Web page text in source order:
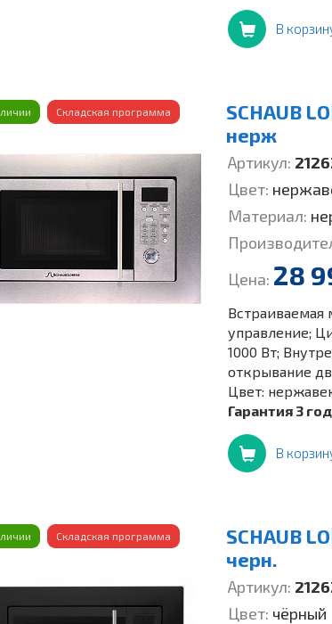
В
Складская программа
SCHAUB
нерж
Артикул:
Цвет:
Материал:
Цена: 28
Встраиваемая
управление;
1000 Вт;
открывание
Цвет:
Гарантия 3
В
Складская программа
SCHAUB
черн.
Артикул:
Цвет: чёрный